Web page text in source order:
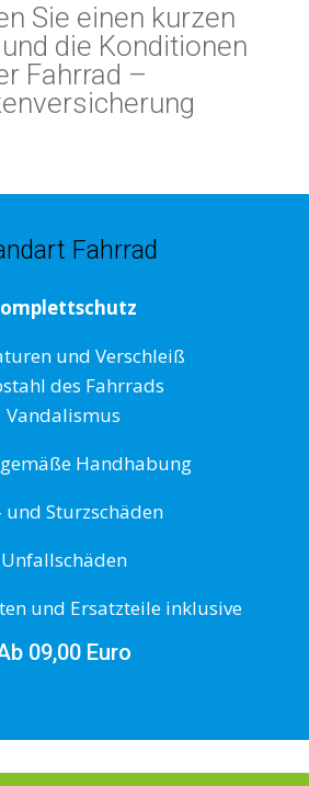
Sie einen kurzen
die Konditionen
Fahrrad –
Fahrrad
und Verschleiß
des Fahrrads
Vandalismus
Handhabung
und Sturzschäden
Unfallschäden
und Ersatzteile inklusive
09,00 Euro